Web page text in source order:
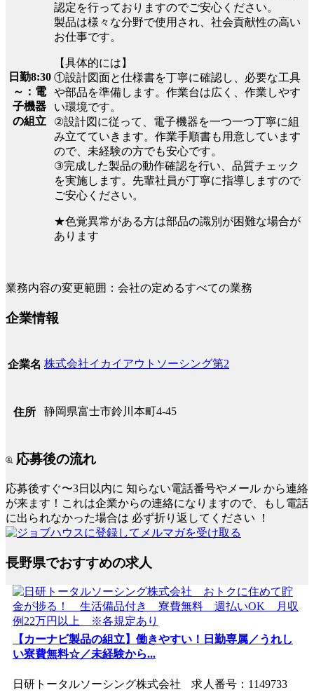
日勤8:30
～：電
子機器
の組立
認定を行っておりますのでご安心ください。
製品は様々な分野で使用され、社会貢献性の高い
お仕事です。
【具体的には】
①設計図面と仕様書を丁寧に確認し、必要な工具
や部品を準備します。作業台は広く、作業しやす
い環境です。
②設計図に従って、電子機器を一つ一つ丁寧に組
み立てていきます。作業手順書も用意しています
ので、未経験の方でも安心です。
③完成した製品の動作確認を行い、品質チェック
を実施します。先輩社員が丁寧に指導しますので
ご安心ください。
★色覚異常がある方は部品の識別が困難な場合が
あります
業務内容の変更範囲：会社の定めるすべての業務
企業情報
企業名 株式会社イカイアウトソーシング第2
住所 静岡県富士市鈴川本町4-45
応募後の流れ
応募後すぐ〜3日以内に 知らない電話番号やメール から連絡
が来ます！これは企業からの連絡になりますので、もし電話
に出られなかった場合は 必ず折り返してください ！
長野県でおすすめの求人
【カーナビ製品の組立】働きやすい！日勤専属／うれし
い寮費無料☆／未経験から...
日研トータルソーシング株式会社 求人番号：1149733